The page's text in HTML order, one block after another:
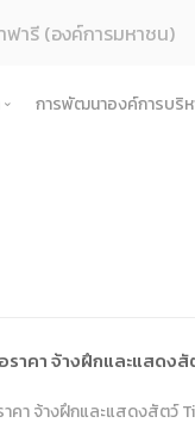
ฟารี (องค์การมหาชน)
ำคัญขององค์กร
การพัฒนาองค์การบริห
ข้อตกลงความร่วม
ราคา จ้างฝึกและแสดง
คา จ้างฝึกและแสดงสัตว์